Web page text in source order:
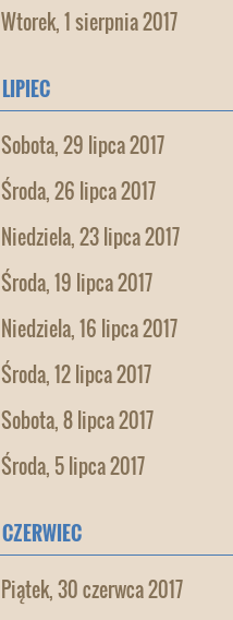
Wtorek, 1 sierpnia 2017
LIPIEC
Sobota, 29 lipca 2017
Środa, 26 lipca 2017
Niedziela, 23 lipca 2017
Środa, 19 lipca 2017
Niedziela, 16 lipca 2017
Środa, 12 lipca 2017
Sobota, 8 lipca 2017
Środa, 5 lipca 2017
CZERWIEC
Piątek, 30 czerwca 2017